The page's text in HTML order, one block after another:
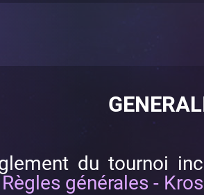
du tournoi
Règles générales -